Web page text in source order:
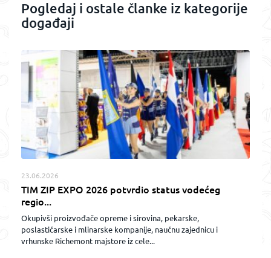
Pogledaj i ostale članke iz kategorije
događaji
23.06.2026
TIM ZIP EXPO 2026 potvrdio status vodećeg
regio...
Okupivši proizvođače opreme i sirovina, pekarske,
poslastičarske i mlinarske kompanije, naučnu zajednicu i
vrhunske Richemont majstore iz cele...